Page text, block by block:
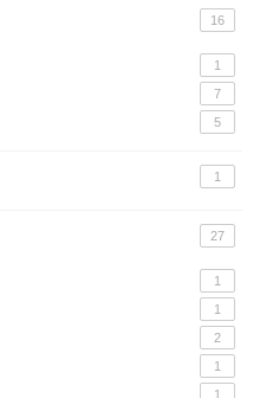
16
1
7
5
1
27
1
1
2
1
1